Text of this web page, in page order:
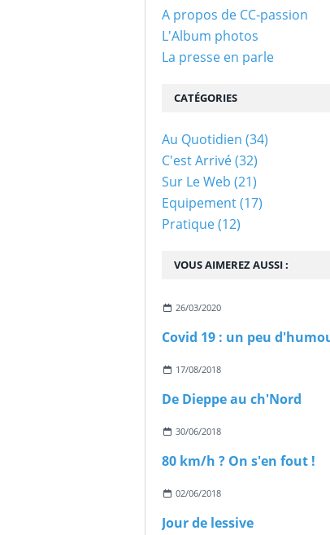
VOUS AIMEREZ AUSSI :
26/03/2020
17/08/2018
De Dieppe au ch'Nord
30/06/2018
80 km/h ? On s'en fout !
02/06/2018
Jour de lessive
A propos de CC-passion
L'Album photos
La presse en parle
CATÉGORIES
Au Quotidien (34)
C'est Arrivé(32)
Sur Le Web (21)
Equipement(17)
Pratique(12)